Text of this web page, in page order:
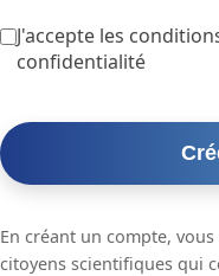
J'accepte les
confidentialité
En créant un compte,
citoyens scientifiques qui